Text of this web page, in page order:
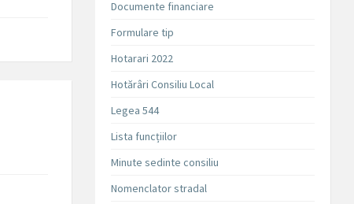
Documente financiare
Formulare tip
Hotarari 2022
Hotărâri Consiliu Local
Legea 544
Lista funcțiilor
Minute sedinte consiliu
Nomenclator stradal